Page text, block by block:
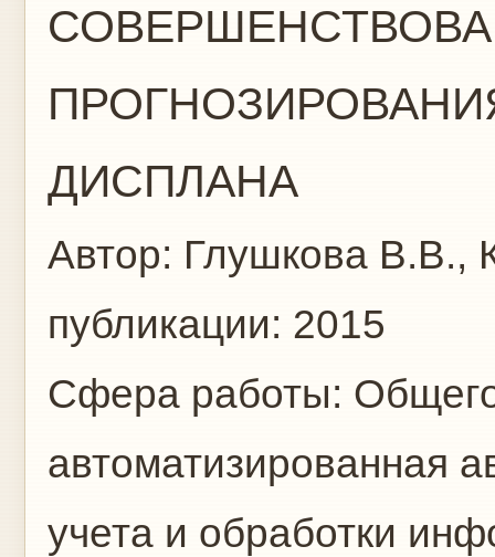
ДИСПЛАНА
Автор: Глушкова В.В.,
публикации: 2015
Сфера работы:
автоматизированная
учета и обработки